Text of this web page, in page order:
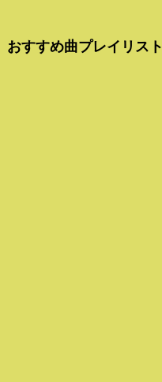
おすすめ曲プレイリスト